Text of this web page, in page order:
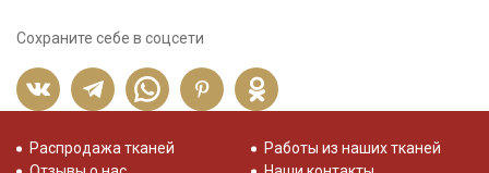
Сохраните себе в соцсети
Распродажа тканей
Работы из наших тканей